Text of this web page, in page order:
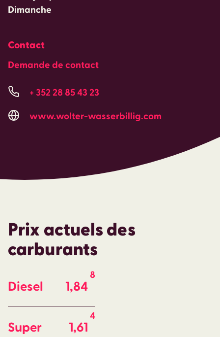
Dimanche
Contact
Demande de contact
+ 352 28 85 43 23
www.wolter-wasserbillig.com
Prix actuels des
carburants
Diesel 1,84
8
Super 1,61
4